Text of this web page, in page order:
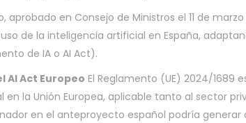
aprobado en Consejo de Ministros el 11 de
de la inteligencia artificial en España,
de IA o AI Act).
AI Act Europeo El Reglamento (UE) 2024/
la Unión Europea, aplicable tanto al sector
en el anteproyecto español podría